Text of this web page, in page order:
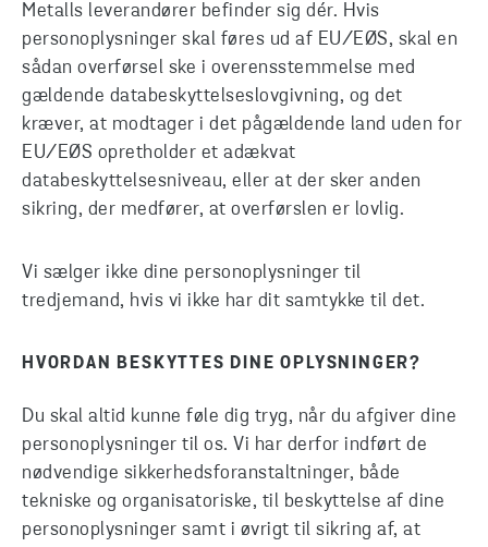
Metalls leverandører befinder sig dér. Hvis
personoplysninger skal føres ud af EU/EØS, skal en
sådan overførsel ske i overensstemmelse med
gældende databeskyttelseslovgivning, og det
kræver, at modtager i det pågældende land uden for
EU/EØS opretholder et adækvat
databeskyttelsesniveau, eller at der sker anden
sikring, der medfører, at overførslen er lovlig.
Vi sælger ikke dine personoplysninger til
tredjemand, hvis vi ikke har dit samtykke til det.
HVORDAN BESKYTTES DINE OPLYSNINGER?
Du skal altid kunne føle dig tryg, når du afgiver dine
personoplysninger til os. Vi har derfor indført de
nødvendige sikkerhedsforanstaltninger, både
tekniske og organisatoriske, til beskyttelse af dine
personoplysninger samt i øvrigt til sikring af, at